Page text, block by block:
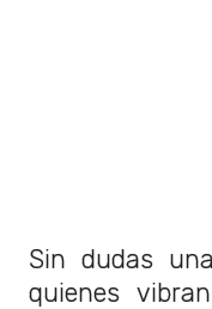
Sin dudas
quienes